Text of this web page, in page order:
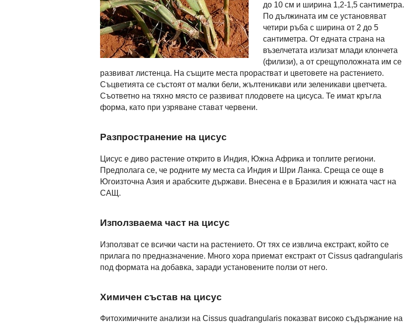
до 10 см и ширина 1,2-1,5 сантиметра.
По дължината им се установяват
четири ръба с ширина от 2 до 5
сантиметра. От едната страна на
възелчетата излизат млади клончета
(филизи), а от срещуположната им се
развиват листенца. На същите места прорастват и цветовете на растението.
Съцветията се състоят от малки бели, жълтеникави или зеленикави цветчета.
Съответно на тяхно място се развиват плодовете на цисуса. Те имат кръгла
форма, като при узряване стават червени.
Разпространение на цисус
Цисус е диво растение открито в Индия, Южна Африка и топлите региони.
Предполага се, че родните му места са Индия и Шри Ланка. Среща се още в
Югоизточна Азия и арабските държави. Внесена е в Бразилия и южната част на
САЩ.
Използваема част на цисус
Използват се всички части на растението. От тях се извлича екстракт, който се
прилага по предназначение. Много хора приемат екстракт от Cissus qadrangularis
под формата на добавка, заради установените ползи от него.
Химичен състав на цисус
Фитохимичните анализи на Cissus quadrangularis показват високо съдържание на